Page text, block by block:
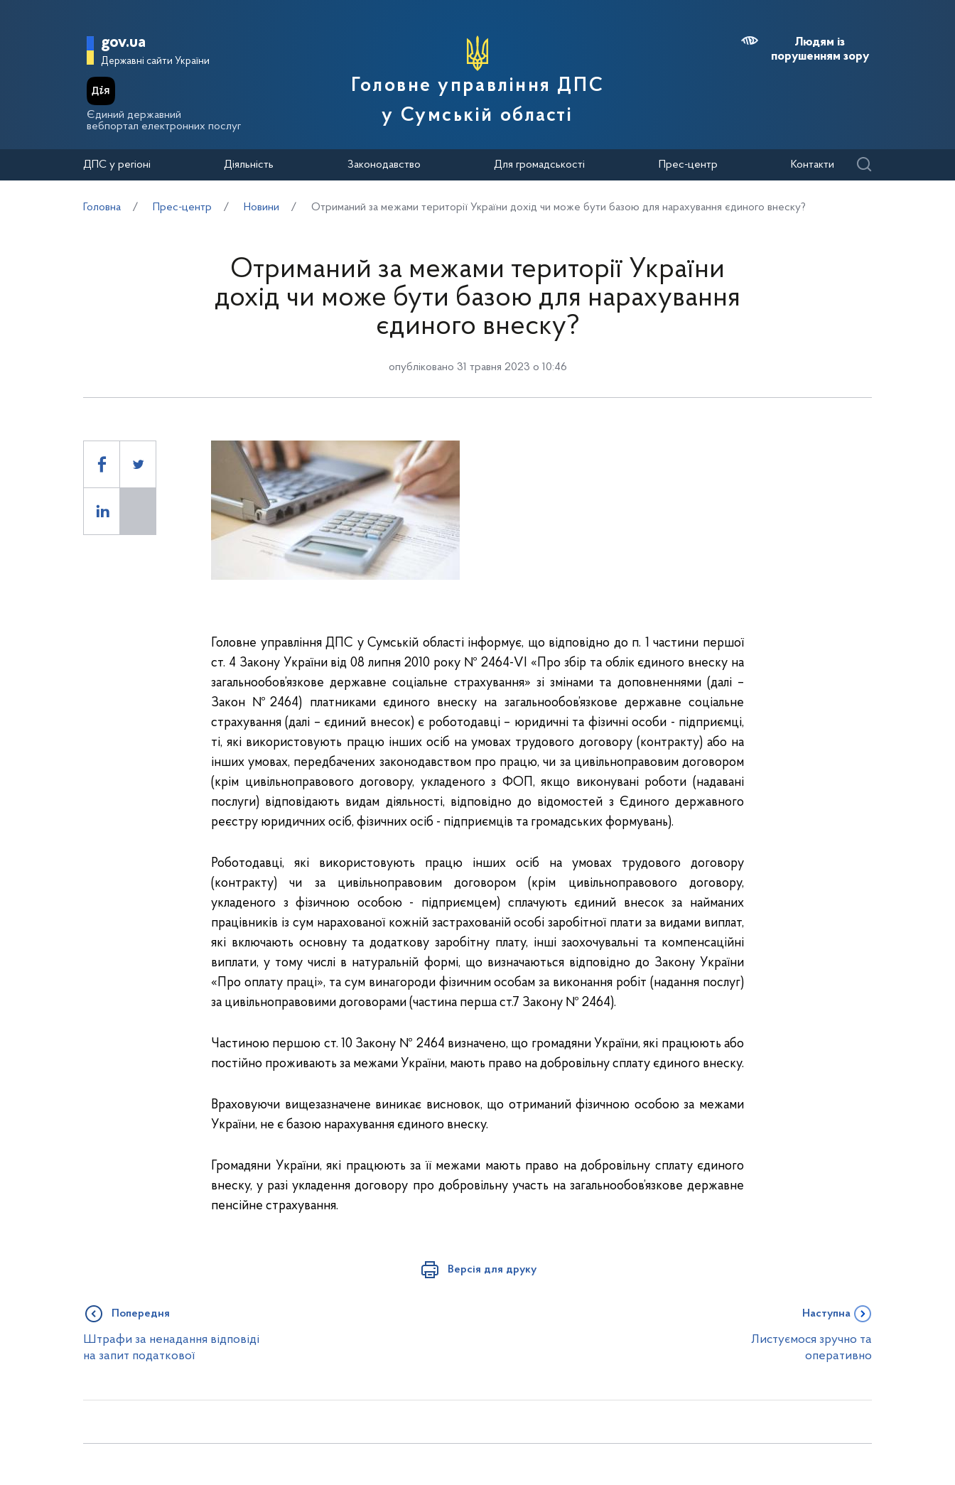
Головна сторінка Державної податкової служби України
gov.ua
Державні сайти України
Єдиний державний
вебпортал електронних послуг
Головне управління ДПС
у Сумській області
Людям із
порушенням зору
ДПС у регіоні Діяльність Законодавство Для громадськості Прес-центр Контакти
Головна Прес-центр Новини Отриманий за межами території України дохід чи може бути базою для нарахування єдиного внеску?
Отриманий за межами території України
дохід чи може бути базою для нарахування
єдиного внеску?
опубліковано 31 травня 2023 о 10:46
Головне управління ДПС у Сумській області інформує, що відповідно до п. 1 частини першої
ст. 4 Закону України від 08 липня 2010 року № 2464-VI «Про збір та облік єдиного внеску на
загальнообов’язкове державне соціальне страхування» зі змінами та доповненнями (далі –
Закон №2464) платниками єдиного внеску на загальнообов’язкове державне соціальне
страхування (далі – єдиний внесок) є роботодавці – юридичні та фізичні особи - підприємці,
ті, які використовують працю інших осіб на умовах трудового договору (контракту) або на
інших умовах, передбачених законодавством про працю, чи за цивільноправовим договором
(крім цивільноправового договору, укладеного з ФОП, якщо виконувані роботи (надавані
послуги) відповідають видам діяльності, відповідно до відомостей з Єдиного державного
реєстру юридичних осіб, фізичних осіб - підприємців та громадських формувань).
Роботодавці, які використовують працю інших осіб на умовах трудового договору
(контракту) чи за цивільноправовим договором (крім цивільноправового договору,
укладеного з фізичною особою - підприємцем) сплачують єдиний внесок за найманих
працівників із сум нарахованої кожній застрахованій особі заробітної плати за видами виплат,
які включають основну та додаткову заробітну плату, інші заохочувальні та компенсаційні
виплати, у тому числі в натуральній формі, що визначаються відповідно до Закону України
«Про оплату праці», та сум винагороди фізичним особам за виконання робіт (надання послуг)
за цивільноправовими договорами (частина перша ст.7 Закону № 2464).
Частиною першою ст. 10 Закону № 2464 визначено, що громадяни України, які працюють або
постійно проживають за межами України, мають право на добровільну сплату єдиного внеску.
Враховуючи вищезазначене виникає висновок, що отриманий фізичною особою за межами
України, не є базою нарахування єдиного внеску.
Громадяни України, які працюють за її межами мають право на добровільну сплату єдиного
внеску, у разі укладення договору про добровільну участь на загальнообов’язкове державне
пенсійне страхування.
Версія для друку
Попередня
Штрафи за ненадання відповіді
на запит податкової
Наступна
Листуємося зручно та
оперативно